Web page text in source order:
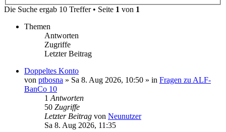
Die Suche ergab 10 Treffer • Seite 1 von 1
Themen
Antworten
Zugriffe
Letzter Beitrag
Doppeltes Konto
von ptbosna » Sa 8. Aug 2026, 10:50 » in Fragen zu ALF-
BanCo 10
1 Antworten
50 Zugriffe
Letzter Beitrag von Neunutzer
Sa 8. Aug 2026, 11:35